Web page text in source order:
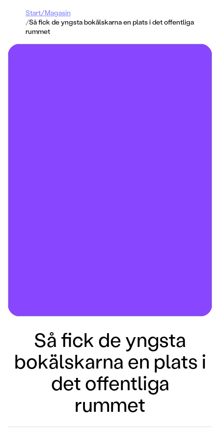
Start/Magasin
/Så fick de yngsta bokälskarna en plats i det offentliga
rummet
Så fick de yngsta
bokälskarna en plats i
det offentliga
rummet